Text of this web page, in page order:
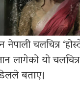
नेपाली चलचित्र
लागेको यो
बताए।